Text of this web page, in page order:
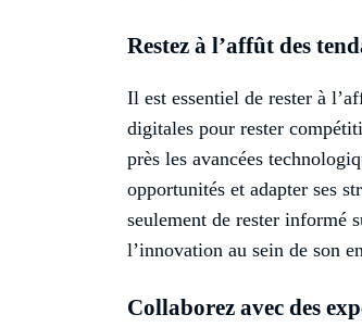
Restez à l’affût des
Il est essentiel de rester à
digitales pour rester
près les avancées
opportunités et adapter ses
seulement de rester informé
l’innovation au sein de son
Collaborez avec des